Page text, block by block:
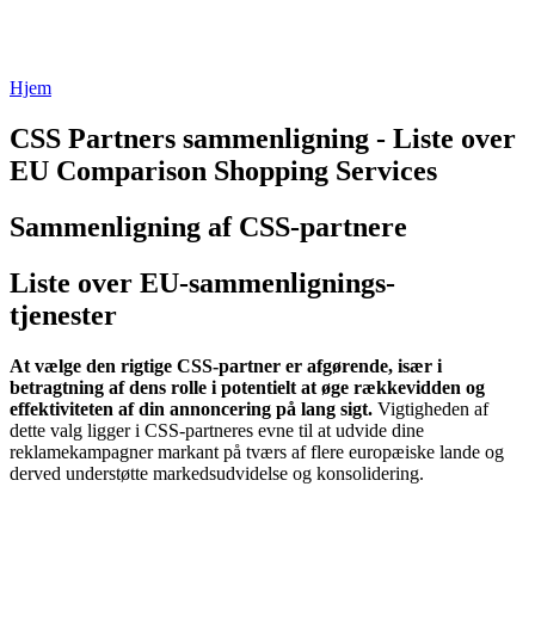
Hjem
CSS Partners sammenligning - Liste over
EU Comparison Shopping Services
Sammenligning af CSS-partnere
Liste over EU-sammenlignings-
tjenester
At vælge den rigtige CSS-partner er afgørende, især i
betragtning af dens rolle i potentielt at øge rækkevidden og
effektiviteten af ​​din annoncering på lang sigt. Vigtigheden af ​​
dette valg ligger i CSS-partneres evne til at udvide dine
reklamekampagner markant på tværs af flere europæiske lande og
derved understøtte markedsudvidelse og konsolidering.